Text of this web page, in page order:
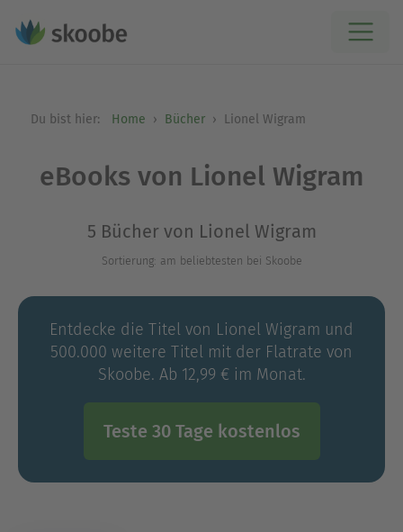
Du bist hier: Home Bücher Lionel Wigram
eBooks von Lionel Wigram
5 Bücher von Lionel Wigram
Sortierung: am beliebtesten bei Skoobe
Entdecke die Titel von Lionel Wigram und
500.000 weitere Titel mit der Flatrate von
Skoobe. Ab 12,99 € im Monat.
Teste 30 Tage kostenlos